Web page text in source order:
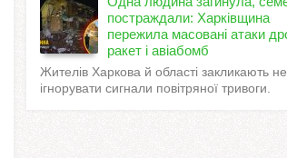
постраждали: Харківщина
пережила масовані атаки
ракет і авіабомб
Жителів Харкова й області закликають не
ігнорувати сигнали повітряної тривоги.